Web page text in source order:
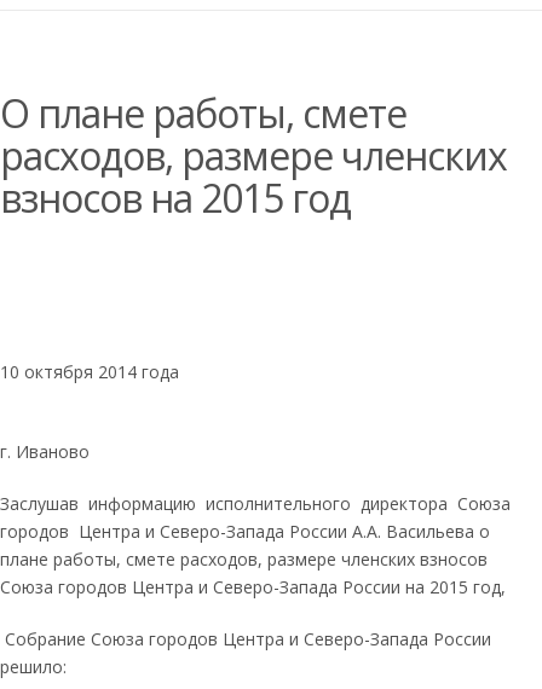
О плане работы, смете
расходов, размере членских
взносов на 2015 год
10 октября 2014 года
г. Иваново
Заслушав информацию исполнительного директора Союза
городов Центра и Северо-Запада России А.А. Васильева о
плане работы, смете расходов, размере членских взносов
Союза городов Центра и Северо-Запада России на 2015 год,
Собрание Союза городов Центра и Северо-Запада России
решило: